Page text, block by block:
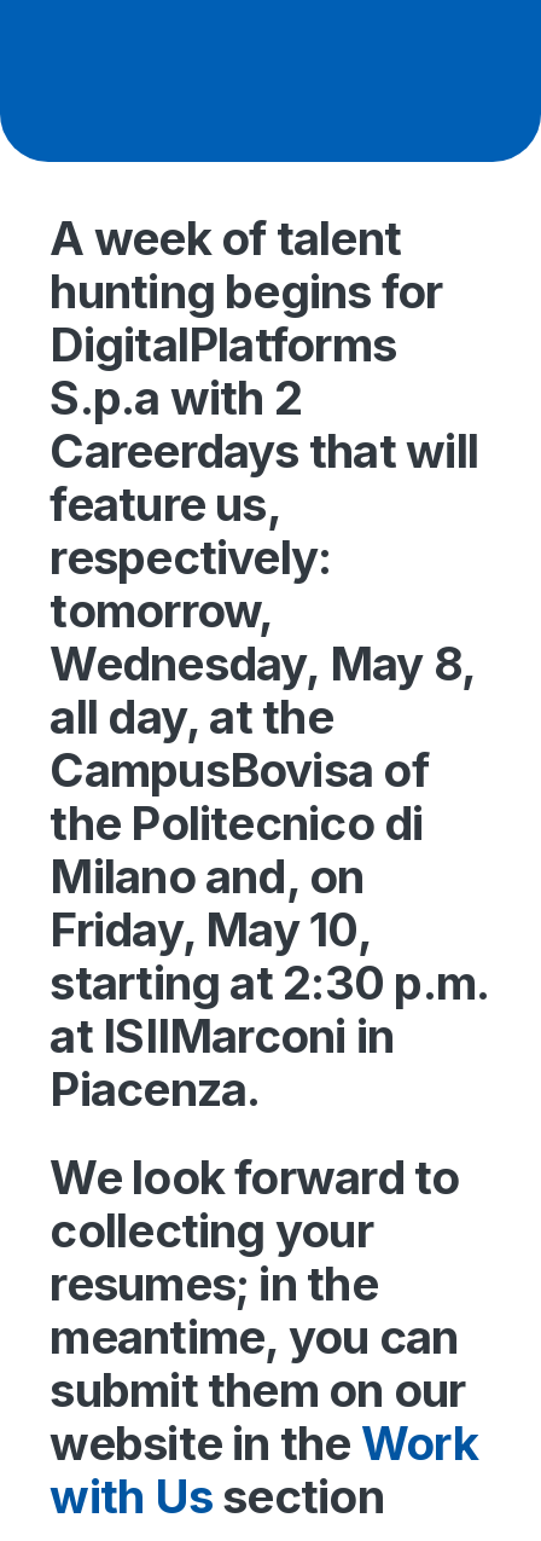
A week of talent
hunting begins for
DigitalPlatforms
S.p.a with 2
Careerdays that will
feature us,
respectively:
tomorrow,
Wednesday, May 8,
all day, at the
CampusBovisa of
the Politecnico di
Milano and, on
Friday, May 10,
starting at 2:30 p.m.
at ISIIMarconi in
Piacenza.
We look forward to
collecting your
resumes; in the
meantime, you can
submit them on our
website in the Work
with Ussection